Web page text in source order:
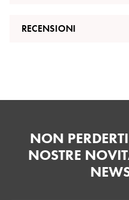
RECENSIONI
NON
NOSTRE